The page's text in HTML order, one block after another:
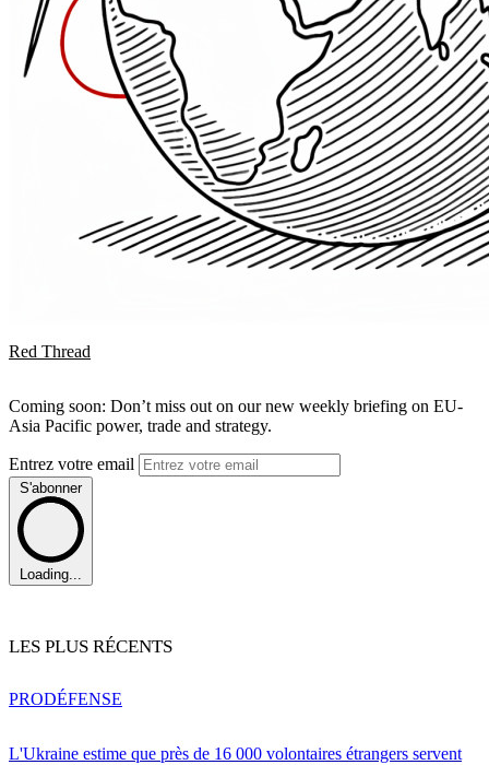
Red Thread
Coming soon: Don’t miss out on our new weekly briefing on EU-
Asia Pacific power, trade and strategy.
Entrez votre email
S'abonner
Loading...
LES PLUS RÉCENTS
L'Ukraine estime que près de 16 000 volontaires étrangers servent
PRODÉFENSE